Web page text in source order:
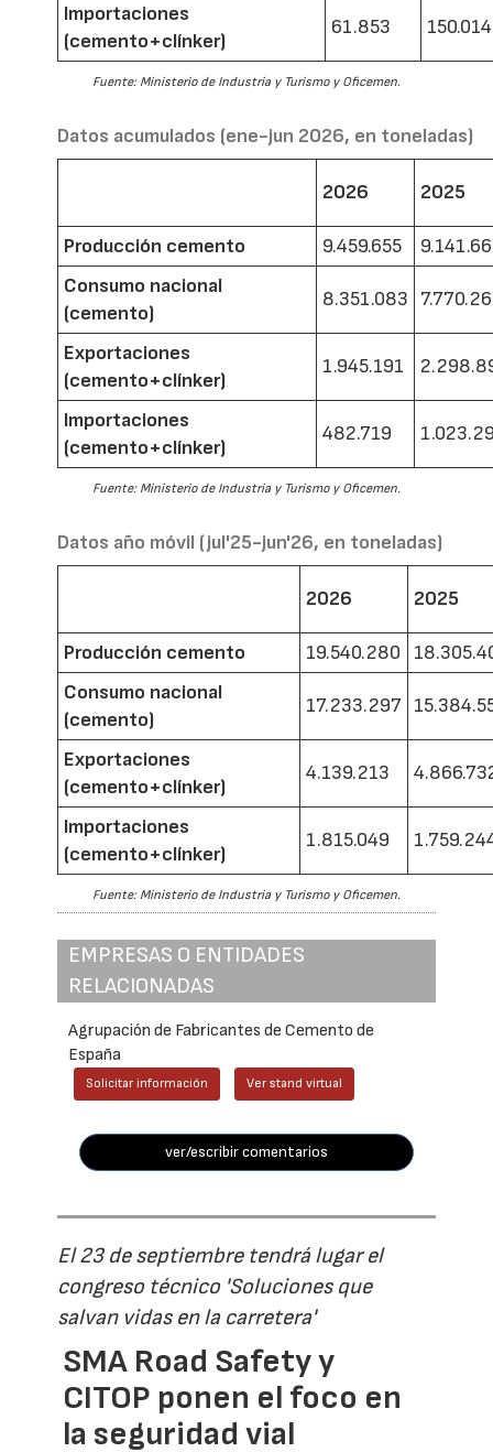
Importaciones
(cemento+clínker)
61.853 150.014
Fuente: Ministerio de Industria y Turismo y Oficemen.
Datos acumulados (ene-jun 2026, en toneladas)
2026 2025
Producción cemento 9.459.655
Consumo nacional
(cemento)
8.351.083
Exportaciones
(cemento+clínker)
1.945.191
Importaciones
(cemento+clínker)
482.719
Fuente: Ministerio de Industria y Turismo y Oficemen.
Datos año móvil (jul'25-jun'26, en toneladas)
2026 2025
Producción cemento 19.540.280
Consumo nacional
(cemento)
17.233.297
Exportaciones
(cemento+clínker)
4.139.213
Importaciones
(cemento+clínker)
1.815.049
Fuente: Ministerio de Industria y Turismo y Oficemen.
EMPRESAS O ENTIDADES
RELACIONADAS
Agrupación de Fabricantes de Cemento de
España
Solicitar información Ver stand virtual
ver/escribir comentarios
El 23 de septiembre tendrá lugar el
congreso técnico 'Soluciones que
salvan vidas en la carretera'
SMA Road Safety y
CITOP ponen el foco en
la seguridad vial